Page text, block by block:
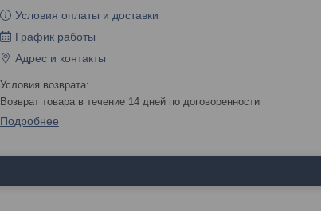
Условия оплаты и доставки
График работы
Адрес и контакты
возврат товара в течение 14 дней по договоренности
Подробнее